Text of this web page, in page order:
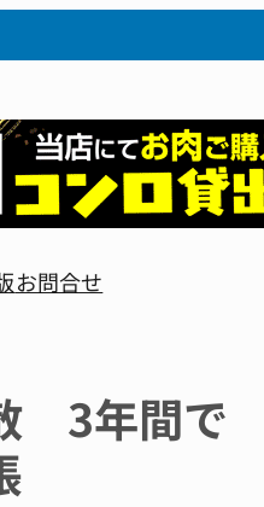
お問合せ
3年間で